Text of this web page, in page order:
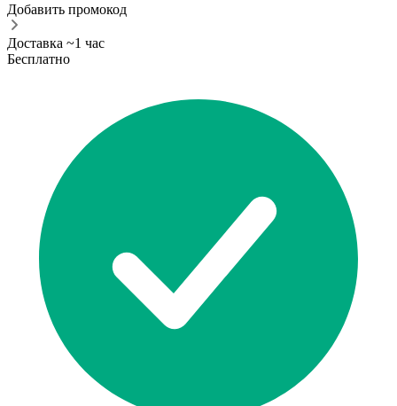
Добавить промокод
Доставка ~1 час
Бесплатно